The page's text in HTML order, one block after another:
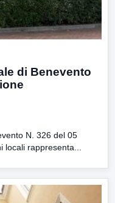
di Benevento
N. 326 del 05
rappresenta...